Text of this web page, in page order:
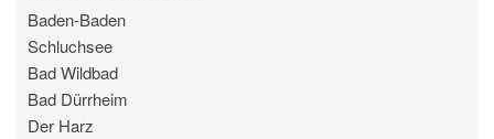
Baden-Baden
Schluchsee
Bad Wildbad
Bad Dürrheim
Der Harz